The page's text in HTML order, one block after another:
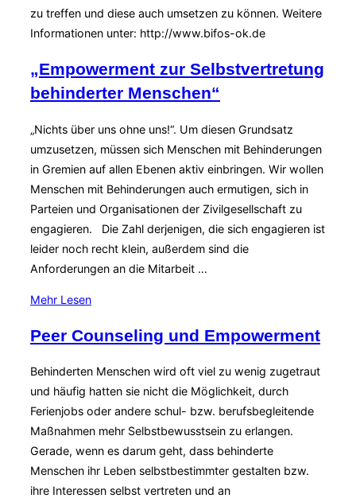
zu treffen und diese auch umsetzen zu können. Weitere
Informationen unter: http://www.bifos-ok.de
„Empowerment zur Selbstvertretung
behinderter Menschen“
„Nichts über uns ohne uns!“. Um diesen Grundsatz
umzusetzen, müssen sich Menschen mit Behinderungen
in Gremien auf allen Ebenen aktiv einbringen. Wir wollen
Menschen mit Behinderungen auch ermutigen, sich in
Parteien und Organisationen der Zivilgesellschaft zu
engagieren. Die Zahl derjenigen, die sich engagieren ist
leider noch recht klein, außerdem sind die
Anforderungen an die Mitarbeit …
Mehr über
zur
behinderter
Menschen““
Lesen
Peer Counseling und Empowerment
Behinderten Menschen wird oft viel zu wenig zugetraut
und häufig hatten sie nicht die Möglichkeit, durch
Ferienjobs oder andere schul- bzw. berufsbegleitende
Maßnahmen mehr Selbstbewusstsein zu erlangen.
Gerade, wenn es darum geht, dass behinderte
Menschen ihr Leben selbstbestimmter gestalten bzw.
ihre Interessen selbst vertreten und an